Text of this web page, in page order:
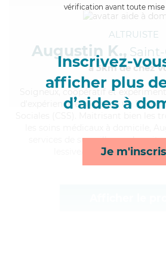
vérification avant toute mise
Inscrivez-
afficher plus
d’aides à
Je m'inscris
ALTRUISTE
Augustin K.,
à 5km de chez
, coopératif et
d'expérience et possède un BEP
services de surveillance de nuit,
lessive/repassage et